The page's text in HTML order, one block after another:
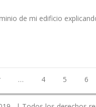
de mi edificio
… 4 5 6